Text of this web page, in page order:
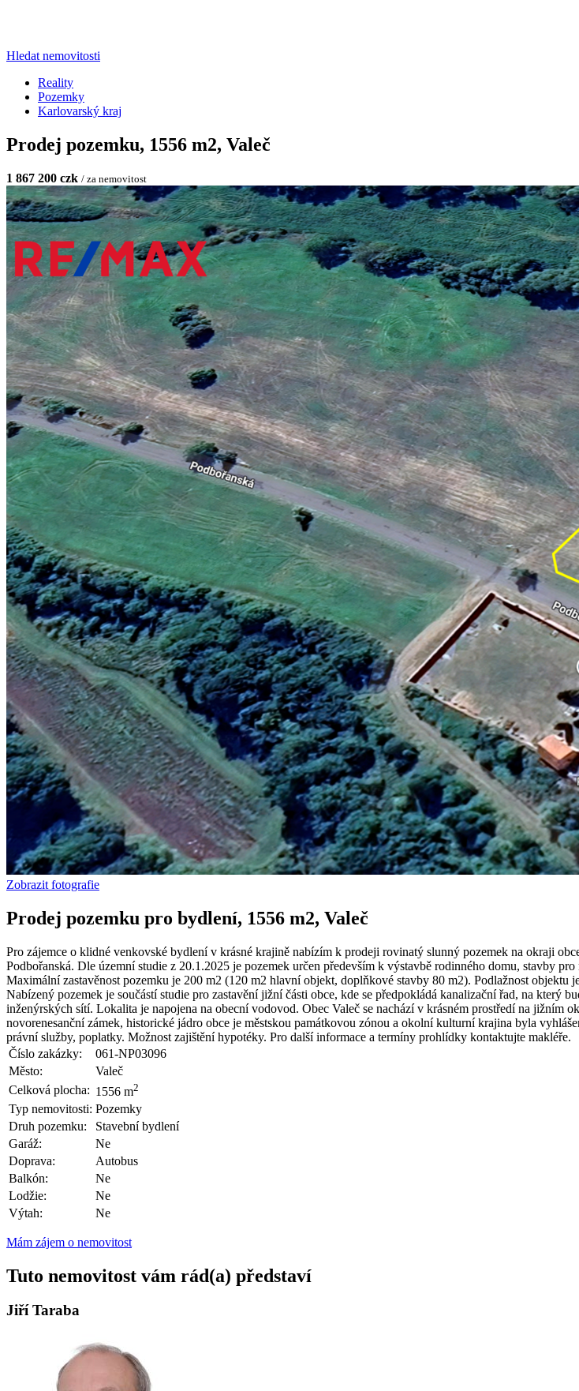
Hledat nemovitosti
Reality
Pozemky
Karlovarský kraj
Prodej pozemku, 1556 m2, Valeč
1 867 200 czk / za nemovitost
Zobrazit fotografie
Prodej pozemku pro bydlení, 1556 m2, Valeč
Pro zájemce o klidné venkovské bydlení v krásné krajině nabízím k prodeji rovinatý slunný pozemek na okraji
Podbořanská. Dle územní studie z 20.1.2025 je pozemek určen především k výstavbě rodinného domu, stavby
Maximální zastavěnost pozemku je 200 m2 (120 m2 hlavní objekt, doplňkové stavby 80 m2). Podlažnost
Nabízený pozemek je součástí studie pro zastavění jižní části obce, kde se předpokládá kanalizační řad, na který
inženýrských sítí. Lokalita je napojena na obecní vodovod. Obec Valeč se nachází v krásném prostředí na
novorenesanční zámek, historické jádro obce je městskou památkovou zónou a okolní kulturní krajina byla
právní služby, poplatky. Možnost zajištění hypotéky. Pro další informace a termíny prohlídky kontaktujte makléře.
Číslo zakázky:
061-NP03096
Město:
Valeč
Celková plocha: 1556 m2
Typ nemovitosti: Pozemky
Druh pozemku:
Stavební bydlení
Garáž:
Ne
Doprava:
Autobus
Balkón:
Ne
Lodžie:
Ne
Výtah:
Ne
Mám zájem o nemovitost
Tuto nemovitost vám rád(a) představí
Jiří Taraba